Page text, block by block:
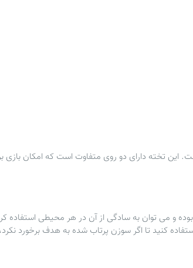
این تخته دارای دو روی متفاوت است که امکان
و می توان به سادگی از آن در هر محیطی استفاده
کنید تا اگر سوزن پرتاب شده به هدف برخورد نکرد،